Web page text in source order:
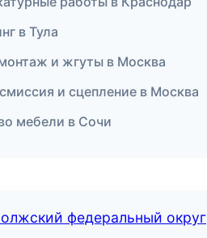
в Тула
и жгуты в Москва
и сцепление в Москва
мебели в Сочи
федеральный округ